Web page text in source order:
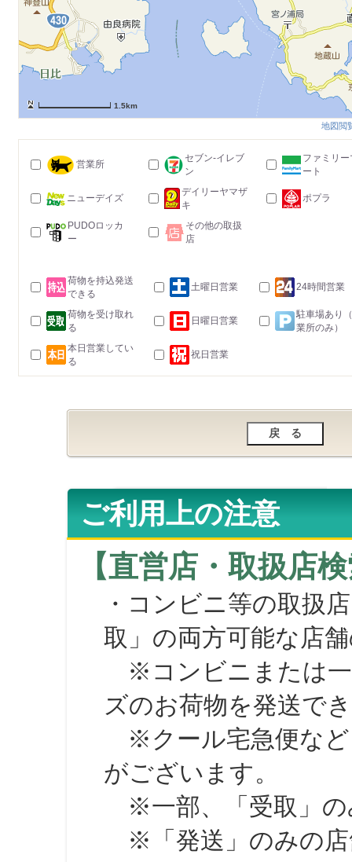
1.5km
地図閲
営業所
セブン-イレブ
ン
ファミリー
ート
ニューデイズ
デイリーヤマザ
キ
ポプラ
PUDOロッカ
ー
その他の取扱
店
荷物を持込発送
できる
土曜日営業 24時間営業
荷物を受け取れ
る
日曜日営業
駐車場あり
業所のみ）
本日営業してい
る
祝日営業
ご利用上の注意
【直営店・取扱店
・コンビニ等の取扱
取」の両方可能な店
※コンビニまたは一
ズのお荷物を発送で
※クール宅急便など
がございます。
※一部、「受取」の
※「発送」のみの店